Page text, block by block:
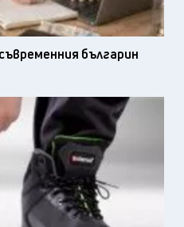
българин